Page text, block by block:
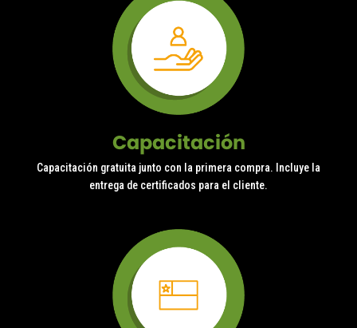
Capacitación
Capacitación gratuita junto con la primera compra. Incluye la
entrega de certificados para el cliente.